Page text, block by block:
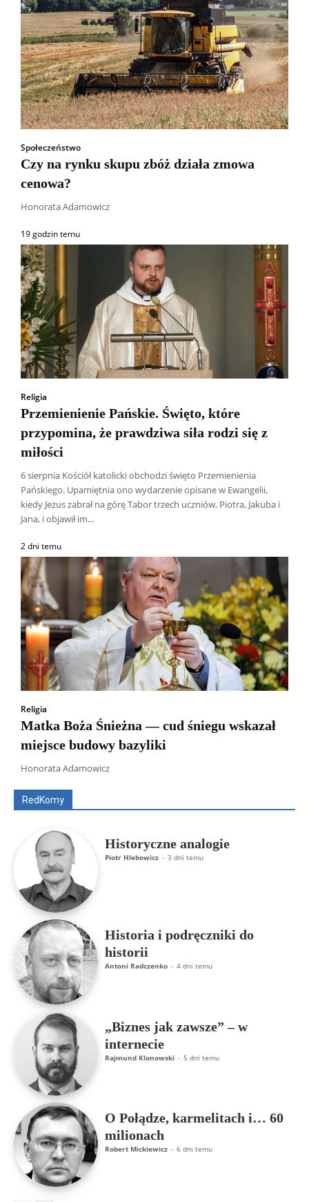
Społeczeństwo
Czy na rynku skupu zbóż działa zmowa
cenowa?
Honorata Adamowicz
19 godzin temu
Religia
Przemienienie Pańskie. Święto, które
przypomina, że prawdziwa siła rodzi się z
miłości
6 sierpnia Kościół katolicki obchodzi święto Przemienienia
Pańskiego. Upamiętnia ono wydarzenie opisane w Ewangelii,
kiedy Jezus zabrał na górę Tabor trzech uczniów, Piotra, Jakuba i
Jana, i objawił im...
2 dni temu
Religia
Matka Boża Śnieżna — cud śniegu wskazał
miejsce budowy bazyliki
Honorata Adamowicz
RedKomy
Wszyscy Aleksander Borowik
ks. Jarosław Wąsowicz SDB
Historyczne analogie
Piotr Hlebowicz - 3 dni temu
Historia i podręczniki do
historii
Antoni Radczenko - 4 dni temu
„Biznes jak zawsze” – w
internecie
Rajmund Klonowski - 5 dni temu
O Połądze, karmelitach i… 60
milionach
Robert Mickiewicz - 6 dni temu